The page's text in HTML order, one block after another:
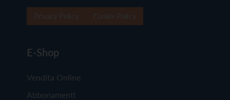
E-Shop
Vendita Online
Abbonamenti